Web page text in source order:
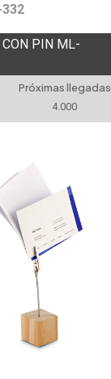
332
PIN ML-
Próximas llegadas
4.000